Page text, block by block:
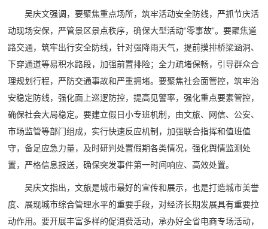
吴庆文强调，要聚焦重点场所，筑牢活动安全防线，严抓节庆活
动现场安保，严管景区景点秩序，确保大型活动“零事故”。要聚焦道
路交通，筑牢出行安全防线，针对强降雨天气，提前摸排桥梁涵洞、
下穿通道等易积水路段，加强前置排险；全力疏堵保畅，引导群众合
理规划行程，严防交通事故和严重拥堵。要聚焦社会面管控，筑牢治
安稳定防线，强化面上巡逻防控，提高见警率，强化重点要素管控，
确保社会大局稳定。要建立假日小专班机制，由文旅、网信、公安、
市场监管等部门组成，实行快速反应机制，加强联合指挥和值班值
守，备足应急力量，及时研判处置假期各类情况，强化舆情监测处
置，严格信息报送，确保突发事件第一时间响应、高效处置。
吴庆文指出，文旅是城市最好的宣传和展示，也是打造城市美誉
度、展现城市综合管理水平的重要手段，对经济长期发展具有重要拉
动作用。要开展丰富多样的促消费活动，承办好全省电商专场活动，